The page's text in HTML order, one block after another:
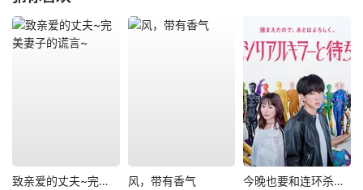
致亲爱的丈夫~完美妻子的谎言~ 风，带有香气 今晚也要和连环杀手约会